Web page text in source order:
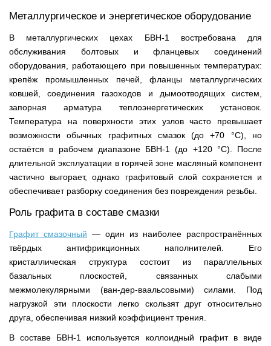
Металлургическое и энергетическое оборудование
В металлургических цехах БВН-1 востребована для
обслуживания болтовых и фланцевых соединений
оборудования, работающего при повышенных температурах:
крепёж промышленных печей, фланцы металлургических
ковшей, соединения газоходов и дымоотводящих систем,
запорная арматура теплоэнергетических установок.
Температура на поверхности этих узлов часто превышает
возможности обычных графитных смазок (до +70 °C), но
остаётся в рабочем диапазоне БВН-1 (до +120 °C). После
длительной эксплуатации в горячей зоне масляный компонент
частично выгорает, однако графитовый слой сохраняется и
обеспечивает разборку соединения без повреждения резьбы.
Роль графита в составе смазки
Графит смазочный — один из наиболее распространённых
твёрдых антифрикционных наполнителей. Его
кристаллическая структура состоит из параллельных
базальных плоскостей, связанных слабыми
межмолекулярными (ван-дер-ваальсовыми) силами. Под
нагрузкой эти плоскости легко скользят друг относительно
друга, обеспечивая низкий коэффициент трения.
В составе БВН-1 используется коллоидный графит в виде